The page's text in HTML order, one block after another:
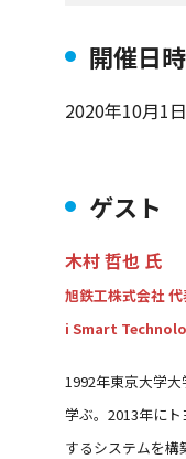
開催日時
2020年10月1
ゲスト
木村 哲也 氏
旭鉄工株式会社
i Smart
1992年東京大学
学ぶ。2013年に
するシステムを